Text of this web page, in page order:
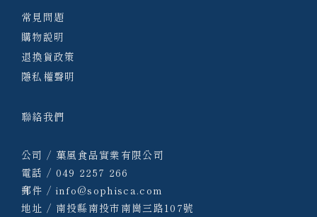
常見問題
購物說明
退換貨政策
隱私權聲明
聯絡我們
公司 / 菓風食品實業有限公司
電話 / 049 2257 266
郵件 / info@sophisca.com
地址 / 南投縣南投市南崗三路107號